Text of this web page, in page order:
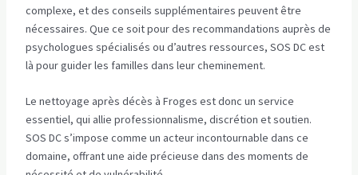
complexe, et des conseils supplémentaires peuvent être
nécessaires. Que ce soit pour des recommandations auprès de
psychologues spécialisés ou d’autres ressources, SOS DC est
là pour guider les familles dans leur cheminement.
Le nettoyage après décès à Froges est donc un service
essentiel, qui allie professionnalisme, discrétion et soutien.
SOS DC s’impose comme un acteur incontournable dans ce
domaine, offrant une aide précieuse dans des moments de